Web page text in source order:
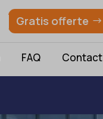
Gratis offerte
FAQ Contact